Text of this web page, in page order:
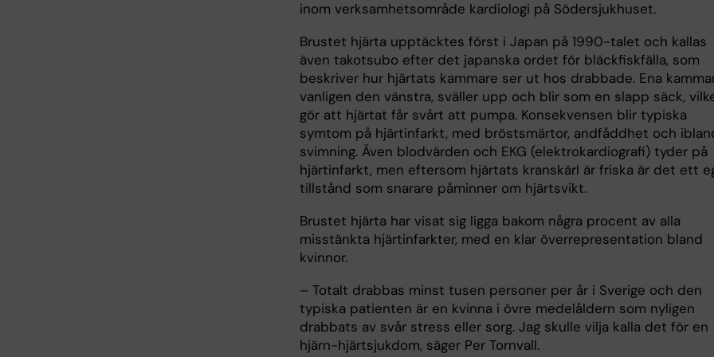
inom verksamhetsområde kardiologi på Södersjukhuset.
Brustet hjärta upptäcktes först i Japan på 1990-talet och kallas
även takotsubo efter det japanska ordet för bläckfiskfälla, som
beskriver hur hjärtats kammare ser ut hos drabbade. Ena
vanligen den vänstra, sväller upp och blir som en slapp säck,
gör att hjärtat får svårt att pumpa. Konsekvensen blir typiska
symtom på hjärtinfarkt, med bröstsmärtor, andfåddhet och
svimning. Även blodvärden och EKG (elektrokardiografi) tyder på
hjärtinfarkt, men eftersom hjärtats kranskärl är friska är det ett
tillstånd som snarare påminner om hjärtsvikt.
Brustet hjärta har visat sig ligga bakom några procent av alla
misstänkta hjärtinfarkter, med en klar överrepresentation bland
kvinnor.
– Totalt drabbas minst tusen personer per år i Sverige och den
typiska patienten är en kvinna i övre medelåldern som nyligen
drabbats av svår stress eller sorg. Jag skulle vilja kalla det för en
hjärn-hjärtsjukdom, säger Per Tornvall.